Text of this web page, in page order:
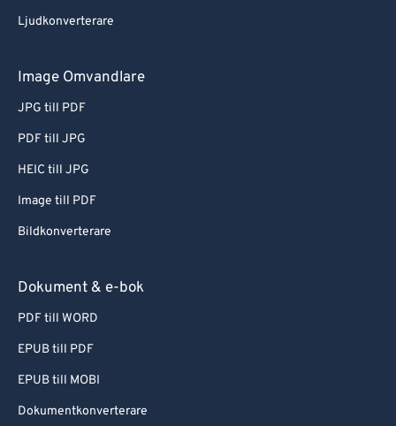
Ljudkonverterare
Image Omvandlare
JPG till PDF
PDF till JPG
HEIC till JPG
Image till PDF
Bildkonverterare
Dokument & e-bok
PDF till WORD
EPUB till PDF
EPUB till MOBI
Dokumentkonverterare